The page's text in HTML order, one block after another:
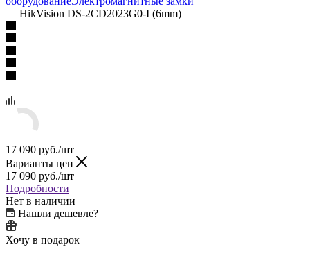
— HikVision DS-2CD2023G0-I (6mm)
17 090 руб./шт
Варианты цен
17 090 руб./шт
Подробности
Нет в наличии
Нашли дешевле?
Хочу в подарок